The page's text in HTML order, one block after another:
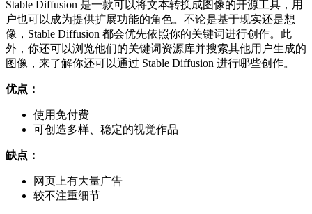
Stable Diffusion 是一款可以将文本转换成图像的开源工具，用
户也可以成为提供扩展功能的角色。不论是基于现实还是想
像，Stable Diffusion 都会优先依照你的关键词进行创作。此
外，你还可以浏览他们的关键词资源库并搜索其他用户生成的
图像，来了解你还可以通过 Stable Diffusion 进行哪些创作。
优点：
使用免付费
可创造多样、稳定的视觉作品
缺点：
网页上有大量广告
较不注重细节